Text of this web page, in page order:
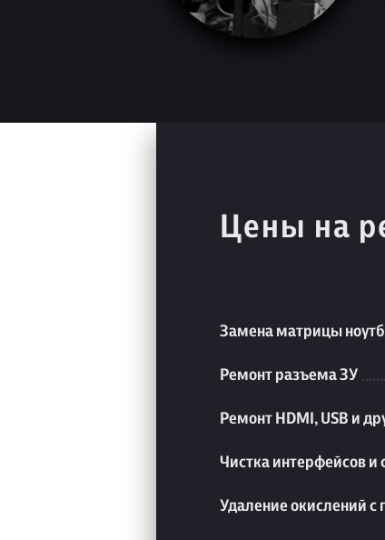
Цены на
Замена матрицы
Ремонт разъема ЗУ
Ремонт HDMI, USB и
Чистка интерфейсов
Удаление окислений с